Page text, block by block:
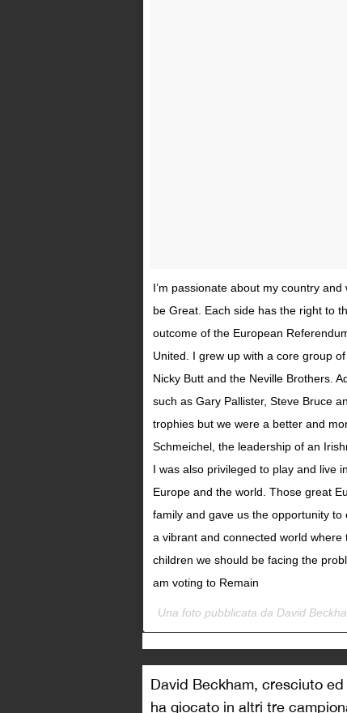
I’m passionate about my country
be Great. Each side has the right to
outcome of the European
United. I grew up with a core group
Nicky Butt and the Neville Brothers.
such as Gary Pallister, Steve Bruce
trophies but we were a better and
Schmeichel, the leadership of an
I was also privileged to play and live
Europe and the world. Those great
family and gave us the opportunity
a vibrant and connected world
children we should be facing the
am voting to Remain
Una foto pubblicata da David
David Beckham, cresciuto
ha giocato in altri tre